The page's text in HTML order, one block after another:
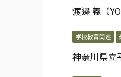
渡邊 義（
学校教育関連
神奈川県立